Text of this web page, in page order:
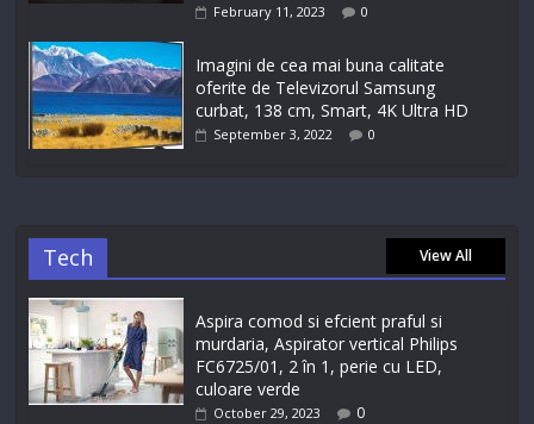
February 11, 2023 0
Imagini de cea mai buna calitate
oferite de Televizorul Samsung
curbat, 138 cm, Smart, 4K Ultra HD
September 3, 2022 0
Tech View All
Aspira comod si efcient praful si
murdaria, Aspirator vertical Philips
FC6725/01, 2 în 1, perie cu LED,
culoare verde
October 29, 2023 0